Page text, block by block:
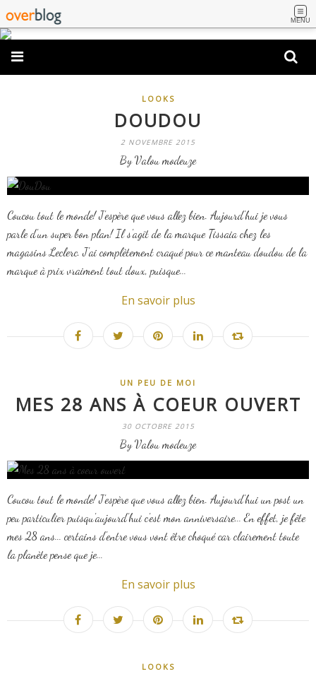
MENU
LOOKS
DOUDOU
2 NOVEMBRE 2015
By Valou modeuze
Coucou tout le monde! J'espère que vous allez bien. Aujourd'hui je vous
parle d'un super bon plan! Il s'agît de la marque Tissaia chez les
magasins Leclerc. J'ai complètement craqué pour ce manteau doudou de la
marque à prix vraiment tout doux, puisque...
En savoir plus
UN PEU DE MOI
MES 28 ANS À COEUR OUVERT
30 OCTOBRE 2015
By Valou modeuze
Coucou tout le monde! J'espère que vous allez bien. Aujourd'hui un post un
peu particulier puisqu'aujourd'hui c'est mon anniversaire... En effet, je fête
mes 28 ans... certains d'entre vous vont être choqué car clairement toute
la planète pense que je...
En savoir plus
LOOKS